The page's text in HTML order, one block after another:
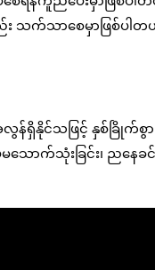
း သက်သာစေမှာဖြစ်ပါတ
နိုင်သဖြင့် နှစ်ခြိုက်စွာ
သောက်သုံးခြင်း၊ ညနေခင်